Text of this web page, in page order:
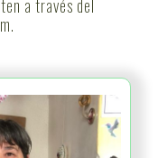
a través del